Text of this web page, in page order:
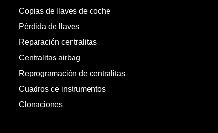
Copias de llaves de coche
Pérdida de llaves
Reparación centralitas
Centralitas airbag
Reprogramación de centralitas
Cuadros de instrumentos
Clonaciones